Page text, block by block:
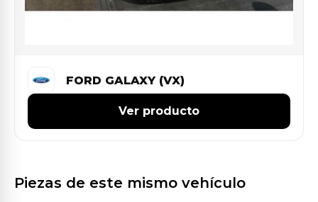
FORD GALAXY (VX)
Ver producto
Piezas de este mismo vehículo